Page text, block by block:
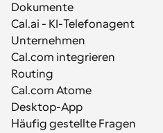
Dokumente
Cal.ai - KI-Telefonagent
Unternehmen
Cal.com integrieren
Routing
Cal.com Atome
Desktop-App
Häufig gestellte Fragen